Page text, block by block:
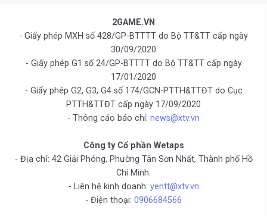
2GAME.VN
- Giấy phép MXH số 428/GP-BTTTT do Bộ TT&TT cấp ngày
30/09/2020
- Giấy phép G1 số 24/GP-BTTTT do Bộ TT&TT cấp ngày
17/01/2020
- Giấy phép G2, G3, G4 số 174/GCN-PTTH&TTĐT do Cục
PTTH&TTĐT cấp ngày 17/09/2020
- Thông cáo báo chí: news@xtv.vn
Công ty Cổ phần Wetaps
- Địa chỉ: 42 Giải Phóng, Phường Tân Sơn Nhất, Thành phố Hồ
Chí Minh.
- Liên hệ kinh doanh: yentt@xtv.vn
- Điện thoại: 0906684566